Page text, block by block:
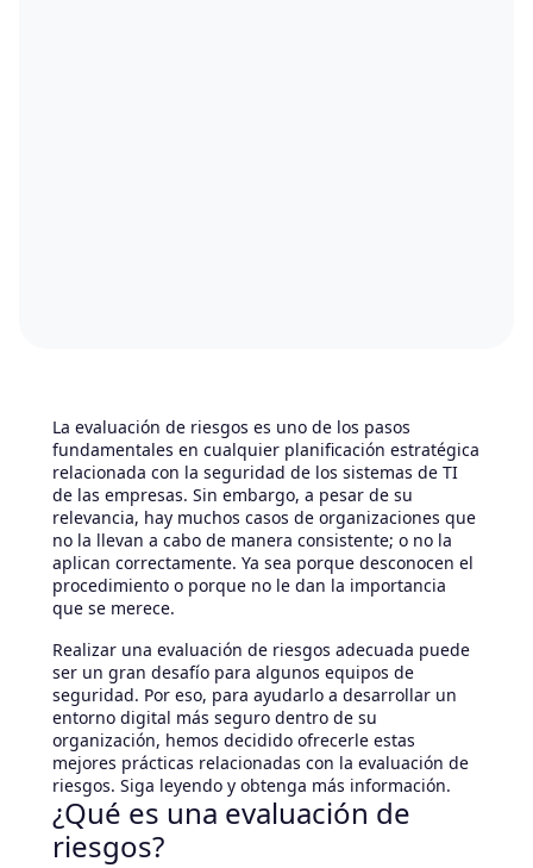
La evaluación de riesgos es uno de los pasos
fundamentales en cualquier planificación estratégica
relacionada con la seguridad de los sistemas de TI
de las empresas. Sin embargo, a pesar de su
relevancia, hay muchos casos de organizaciones que
no la llevan a cabo de manera consistente; o no la
aplican correctamente. Ya sea porque desconocen el
procedimiento o porque no le dan la importancia
que se merece.
Realizar una evaluación de riesgos adecuada puede
ser un gran desafío para algunos equipos de
seguridad. Por eso, para ayudarlo a desarrollar un
entorno digital más seguro dentro de su
organización, hemos decidido ofrecerle estas
mejores prácticas relacionadas con la evaluación de
riesgos. Siga leyendo y obtenga más información.
¿Qué es una evaluación de
riesgos?